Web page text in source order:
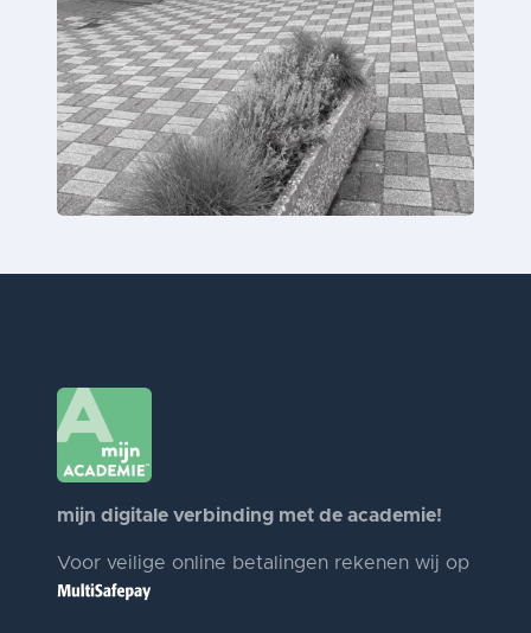
mijn digitale verbinding met de academie!
Voor veilige online betalingen rekenen wij op